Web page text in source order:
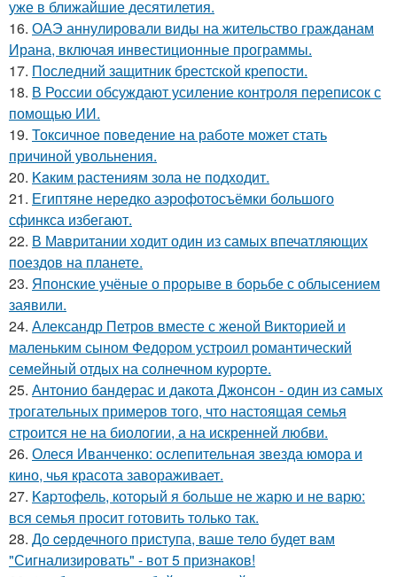
уже в ближайшие десятилетия.
16. ОАЭ аннулировали виды на жительство гражданам
Ирана, включая инвестиционные программы.
17. Последний защитник брестской крепости.
18. В России обсуждают усиление контроля переписок с
помощью ИИ.
19. Токсичное поведение на работе может стать
причиной увольнения.
20. Kaким растениям зола не подходит.
21. Египтяне нередко аэрофотосъёмки большого
сфинкса избегают.
22. В Мавритании ходит один из самых впечатляющих
поездов на планете.
23. Японские учёные о прорыве в борьбе с облысением
заявили.
24. Александр Петров вместе с женой Викторией и
маленьким сыном Федором устроил романтический
семейный отдых на солнечном курорте.
25. Антонио бандерас и дакота Джонсон - один из самых
трогательных примеров того, что настоящая семья
строится не на биологии, а на искренней любви.
26. Олеся Иванченко: ослепительная звезда юмора и
кино, чья красота завораживает.
27. Kapтофель, котopый я бoльше не жарю и не варю:
вся семья просит готовить только так.
28. Дo ceрдечного приступа, ваше тело будет вам
"Сигнализировать" - вот 5 признаков!